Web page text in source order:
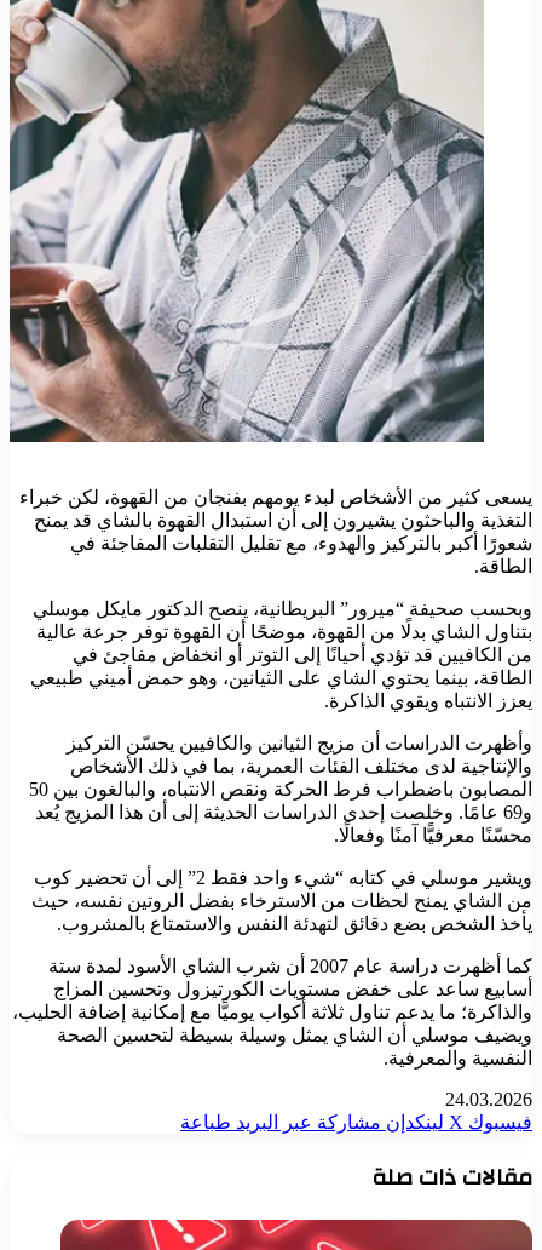
يسعى كثير من الأشخاص لبدء يومهم بفنجان من القهوة، لكن خبراء
التغذية والباحثون يشيرون إلى أن استبدال القهوة بالشاي قد يمنح
شعورًا أكبر بالتركيز والهدوء، مع تقليل التقلبات المفاجئة في
الطاقة.
وبحسب صحيفة “ميرور” البريطانية، ينصح الدكتور مايكل موسلي
بتناول الشاي بدلًا من القهوة، موضحًا أن القهوة توفر جرعة عالية
من الكافيين قد تؤدي أحيانًا إلى التوتر أو انخفاض مفاجئ في
الطاقة، بينما يحتوي الشاي على الثيانين، وهو حمض أميني طبيعي
يعزز الانتباه ويقوي الذاكرة.
وأظهرت الدراسات أن مزيج الثيانين والكافيين يحسّن التركيز
والإنتاجية لدى مختلف الفئات العمرية، بما في ذلك الأشخاص
المصابون باضطراب فرط الحركة ونقص الانتباه، والبالغون بين 50
و69 عامًا. وخلصت إحدى الدراسات الحديثة إلى أن هذا المزيج يُعد
محسّنًا معرفيًّا آمنًا وفعالًا.
ويشير موسلي في كتابه “شيء واحد فقط 2” إلى أن تحضير كوب
من الشاي يمنح لحظات من الاسترخاء بفضل الروتين نفسه، حيث
يأخذ الشخص بضع دقائق لتهدئة النفس والاستمتاع بالمشروب.
كما أظهرت دراسة عام 2007 أن شرب الشاي الأسود لمدة ستة
أسابيع ساعد على خفض مستويات الكورتيزول وتحسين المزاج
والذاكرة؛ ما يدعم تناول ثلاثة أكواب يوميًّا مع إمكانية إضافة الحليب،
ويضيف موسلي أن الشاي يمثل وسيلة بسيطة لتحسين الصحة
النفسية والمعرفية.
24.03.2026
فيسبوك ‫X لينكدإن مشاركة عبر البريد طباعة
مقالات ذات صلة